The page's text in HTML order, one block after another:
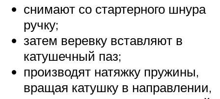
снимают со стартерного шнура
ручку;
затем веревку вставляют в
катушечный паз;
производят натяжку пружины,
вращая катушку в направлении,